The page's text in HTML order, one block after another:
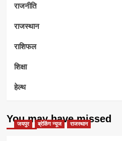
राजनीति
राजस्थान
राशिफल
शिक्षा
हेल्थ
You may have missed
जयपुर ब्रेकिंग न्यूज राजस्थान